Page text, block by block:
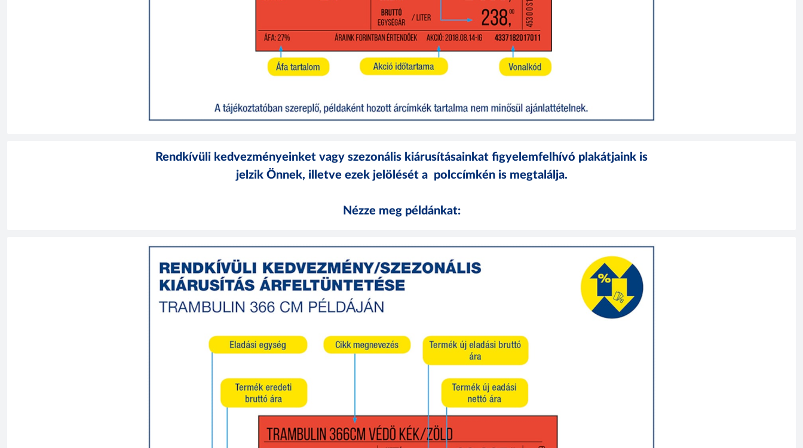
Rendkívüli kedvezményeinket vagy szezonális kiárusításainkat figyelemfelhívó plakátjaink is
jelzik Önnek, illetve ezek jelölését a polccímkén is megtalálja.
Nézze meg példánkat: